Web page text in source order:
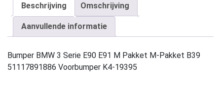
Beschrijving Omschrijving
Aanvullende informatie
Bumper BMW 3 Serie E90 E91 M Pakket M-Pakket B39
51117891886 Voorbumper K4-19395